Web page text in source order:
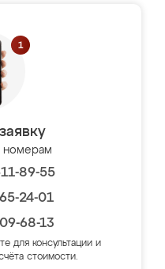
номерам
89-55
24-01
68-13
для консультации и
стоимости.